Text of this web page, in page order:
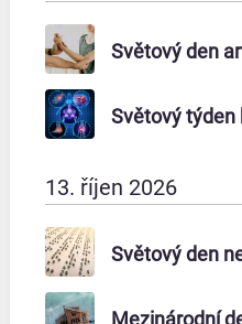
Světový den
Světový týden
13. říjen 2026
Světový den